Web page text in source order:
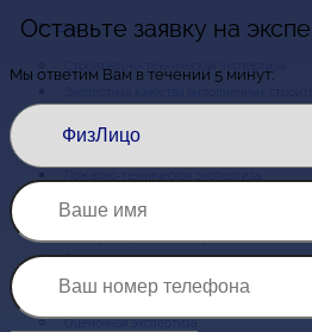
Услуги
Экспертиза сметной документации
Экспертиза промышленного оборудования
Экспертиза ремонтных работ
Экспертиза кровли
Экспертиза квартиры
Оставьте заявку на
Мы ответим Вам в течении 5 минут: